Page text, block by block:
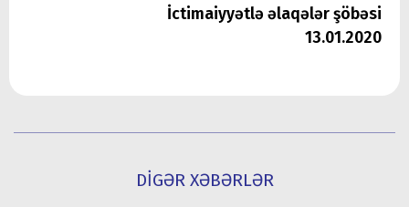
İctimaiyyətlə əlaqələr şöbəsi
13.01.2020
DİGƏR XƏBƏRLƏR